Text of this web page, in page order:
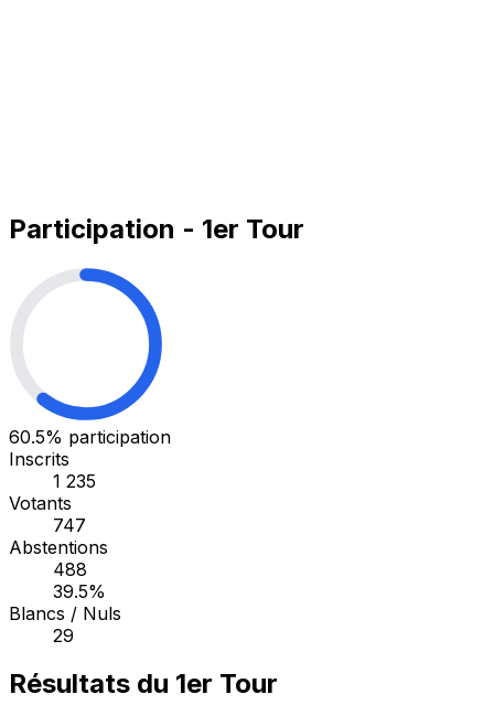
Participation - 1er Tour
60.5% participation
Inscrits
1 235
Votants
747
Abstentions
488
39.5%
Blancs / Nuls
29
Résultats du 1er Tour